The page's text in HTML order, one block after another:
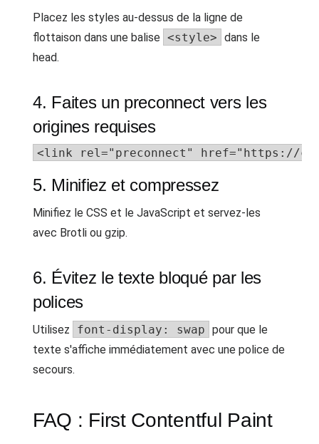
Placez les styles au-dessus de la ligne de
flottaison dans une balise <style> dans le
head.
4. Faites un preconnect vers les
origines requises
<link rel="preconnect" href="https://
5. Minifiez et compressez
Minifiez le CSS et le JavaScript et servez-les
avec Brotli ou gzip.
6. Évitez le texte bloqué par les
polices
Utilisez font-display: swap pour que le
texte s'affiche immédiatement avec une police de
secours.
FAQ : First Contentful Paint